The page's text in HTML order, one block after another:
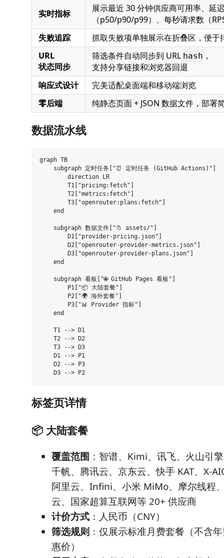
实时指标
展示最近 30 分钟供应商可用率、延
（p50/p90/p99）、每秒请求数（
失败追踪
抓取失败项单独展示在折叠区，便于
URL
状态同步
筛选条件自动同步到 URL hash ，
支持分享链接和浏览器回退
响应式设计
完美适配桌面端和移动端浏览
零后端
纯静态页面 + JSON 数据文件，部署
数据流水线
graph TB
    subgraph 定时任务["⏰ 定时任务 (GitHub Actions)"]
        direction LR
        T1["pricing:fetch"]
        T2["metrics:fetch"]
        T3["openrouter:plans:fetch"]
    end
    subgraph 数据文件["📁 assets/"]
        D1["provider-pricing.json"]
        D2["openrouter-provider-metrics.json"]
        D3["openrouter-provider-plans.json"]
    end
    subgraph 看板["🌐 GitHub Pages 看板"]
        P1["📦 大陆套餐"]
        P2["🌍 海外套餐"]
        P3["📊 Provider 指标"]
    end
    T1 --> D1
    T2 --> D2
    T3 --> D3
    D1 --> P1
    D2 --> P3
标签页详情
📦 大陆套餐
覆盖范围 ：智谱、Kimi、讯飞、火山引
千帆、腾讯云、京东云、快手 KAT、X-
阿里云、Infini、小米 MiMo、摩尔线程
云、国家超算互联网等 20+ 供应商
计价方式 ：人民币（CNY）
筛选规则 ：仅展示标准月费套餐（不含
惠价）